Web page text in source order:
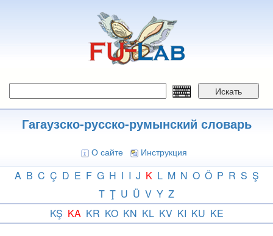
Искать
Гагаузско-русско-румынский словарь
О сайте Инструкция
A B C Ç D E F G H I I J K L M N O Ö P R S Ş
T Ţ U Ü V Y Z
KŞ KA KR KO KN KL KV KI KU KE